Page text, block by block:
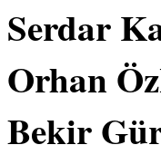
Serdar
Orhan
Bekir